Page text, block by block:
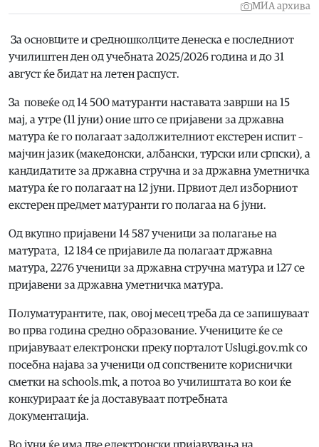
МИА архива
За основците и средношколците денеска е последниот
училиштен ден од учебната 2025/2026 година и до 31
август ќе бидат на летен распуст.
За повеќе од 14 500 матуранти наставата заврши на 15
мај, а утре (11 јуни) оние што се пријавени за државна
матура ќе го полагаат задолжителниот екстерен испит –
мајчин јазик (македонски, албански, турски или српски), а
кандидатите за државна стручна и за државна уметничка
матура ќе го полагаат на 12 јуни. Првиот дел изборниот
екстерен предмет матуранти го полагаа на 6 јуни.
Од вкупно пријавени 14 587 ученици за полагање на
матурата, 12 184 се пријавиле да полагаат државна
матура, 2276 ученици за државна стручна матура и 127 се
пријавени за државна уметничка матура.
Полуматурантите, пак, овој месец треба да се запишуваат
во прва година средно образование. Учениците ќе се
пријавуваат електронски преку порталот Uslugi.gov.mk со
посебна најава за ученици од сопствените кориснички
сметки на schools.mk, а потоа во училиштата во кои ќе
конкурираат ќе ја доставуваат потребната
документација.